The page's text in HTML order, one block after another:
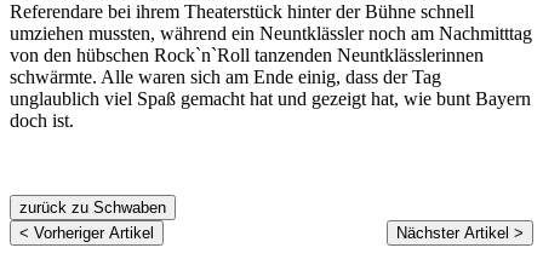
Referendare bei ihrem Theaterstück hinter der Bühne schnell
umziehen mussten, während ein Neuntklässler noch am Nachmitttag
von den hübschen Rock`n`Roll tanzenden Neuntklässlerinnen
schwärmte. Alle waren sich am Ende einig, dass der Tag
unglaublich viel Spaß gemacht hat und gezeigt hat, wie bunt Bayern
doch ist.
zurück zu Schwaben
< Vorheriger Artikel
Nächster Artikel >